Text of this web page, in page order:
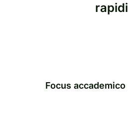
rapidi
Focus accademico